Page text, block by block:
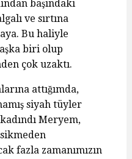
başındaki
ve sırtına
Bu haliyle
biri olup
çok uzaktı.
attığımda,
siyah tüyler
Meryem,
fazla zamanımızın